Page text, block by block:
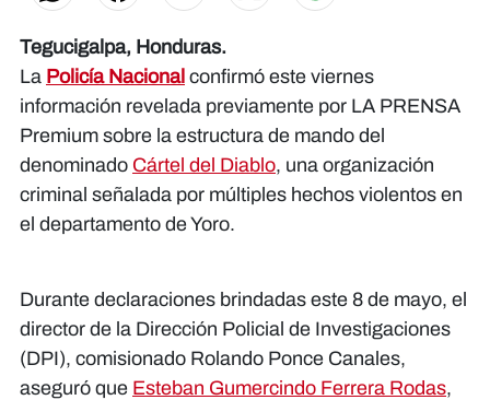
Tegucigalpa, Honduras.
La Policía Nacional confirmó este viernes
información revelada previamente por LA PRENSA
Premium sobre la estructura de mando del
denominado Cártel del Diablo, una organización
criminal señalada por múltiples hechos violentos en
el departamento de Yoro.
Durante declaraciones brindadas este 8 de mayo, el
director de la Dirección Policial de Investigaciones
(DPI), comisionado Rolando Ponce Canales,
aseguró que Esteban Gumercindo Ferrera Rodas,